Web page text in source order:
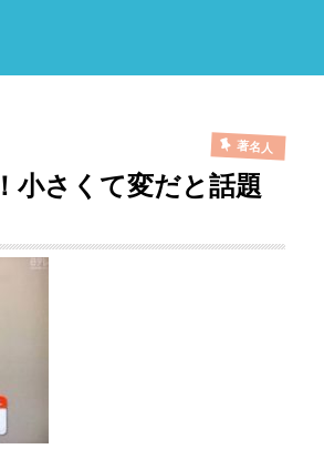
著名人
小さくて変だと話題